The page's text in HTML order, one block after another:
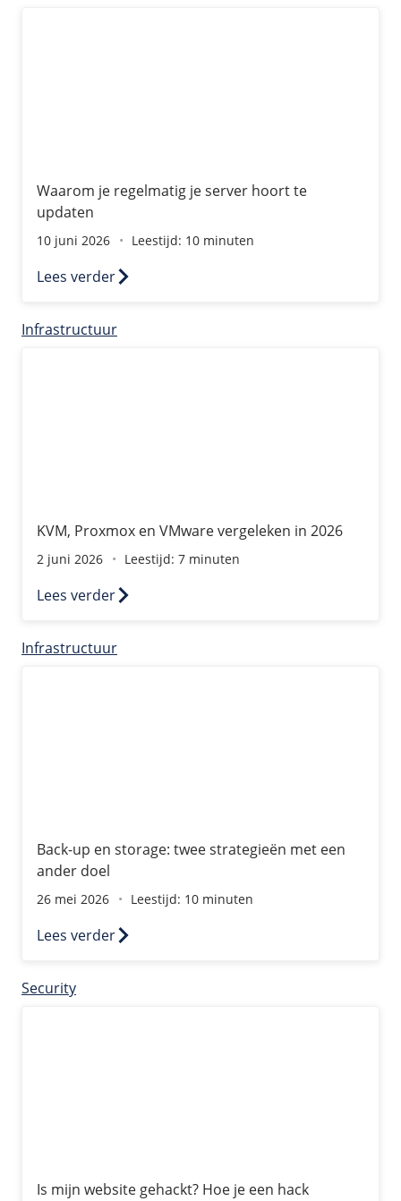
Waarom je regelmatig je server hoort te
updaten
10 juni 2026 Leestijd: 10 minuten
Lees verder
Infrastructuur
KVM, Proxmox en VMware vergeleken in 2026
2 juni 2026 Leestijd: 7 minuten
Lees verder
Infrastructuur
Back-up en storage: twee strategieën met een
ander doel
26 mei 2026 Leestijd: 10 minuten
Lees verder
Security
Is mijn website gehackt? Hoe je een hack